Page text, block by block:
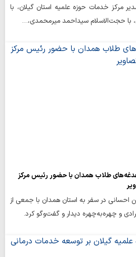
مرکز خدمات حوزه‌ علمیه استان گیلان، با
با حجت‌الاسلام سیداحمد میرمحمدی،…
طلاب همدان با حضور رئیس مرکز
احسانی در سفر به استان همدان با جمعی از
و چهره‌به‌چهره دیدار و گفت‌وگو کرد.